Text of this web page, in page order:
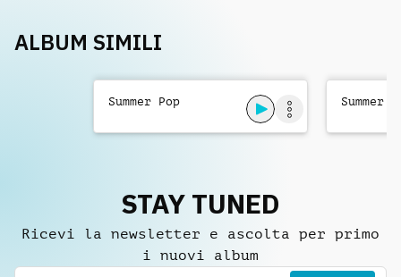
ALBUM SIMILI
Summer Pop Summer
STAY TUNED
Ricevi la newsletter e ascolta per primo
i nuovi album